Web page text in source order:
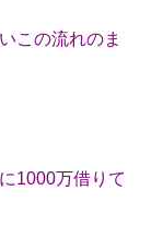
この流れのま
1000万借りて